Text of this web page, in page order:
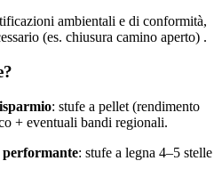
ambientali e di conformità,
(es. chiusura camino aperto) .
: stufe a pellet (rendimento
+ eventuali bandi regionali.
performante: stufe a legna 4–5 stelle